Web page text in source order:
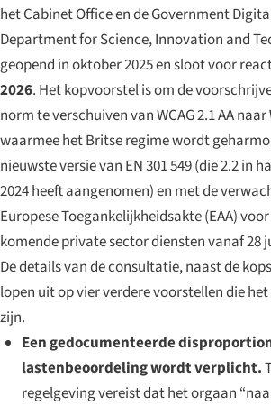
het Cabinet Office en de Government
Department for Science, Innovation and
geopend in oktober 2025 en sloot voor
2026. Het kopvoorstel is om de
norm te verschuiven van WCAG 2.1 AA naar
waarmee het Britse regime wordt
nieuwste versie van EN 301 549 (die 2.2 in
2024 heeft aangenomen) en met de
Europese Toegankelijkheidsakte (EAA)
komende private sector diensten vanaf 28
De details van de consultatie, naast de
lopen uit op vier verdere voorstellen die
zijn.
Een gedocumenteerde
lastenbeoordeling wordt verplicht.
regelgeving vereist dat het orgaan